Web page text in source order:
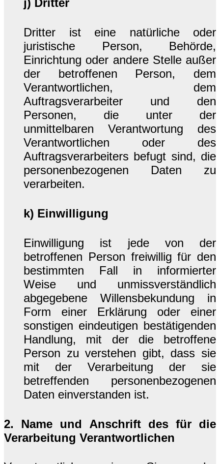
j) Dritter
Dritter ist eine natürliche oder
juristische Person, Behörde,
Einrichtung oder andere Stelle außer
der betroffenen Person, dem
Verantwortlichen, dem
Auftragsverarbeiter und den
Personen, die unter der
unmittelbaren Verantwortung des
Verantwortlichen oder des
Auftragsverarbeiters befugt sind, die
personenbezogenen Daten zu
verarbeiten.
k) Einwilligung
Einwilligung ist jede von der
betroffenen Person freiwillig für den
bestimmten Fall in informierter
Weise und unmissverständlich
abgegebene Willensbekundung in
Form einer Erklärung oder einer
sonstigen eindeutigen bestätigenden
Handlung, mit der die betroffene
Person zu verstehen gibt, dass sie
mit der Verarbeitung der sie
betreffenden personenbezogenen
Daten einverstanden ist.
2. Name und Anschrift des für die
Verarbeitung Verantwortlichen